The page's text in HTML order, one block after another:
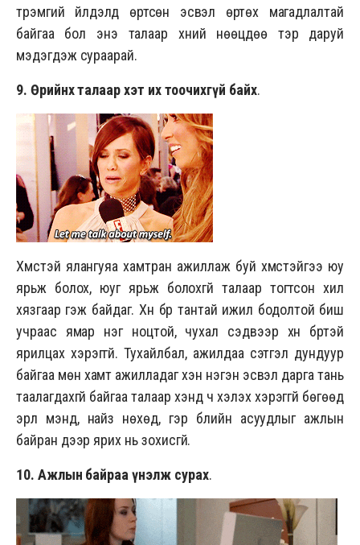
түрэмгий үйлдэлд өртсөн эсвэл өртөх магадлалтай
байгаа бол энэ талаар хүний нөөцдөө тэр даруй
мэдэгдэж сураарай.
9. Өөрийнхөө талаар хэт их тоочихгүй байх.
Хүмүүстэй ялангуяа хамтран ажиллаж буй хүмүүстэйгээ юу
ярьж болох, юуг ярьж болохгүй талаар тогтсон хил
хязгаар гэж байдаг. Хүн бүр тантай ижил бодолтой биш
учраас ямар нэг ноцтой, чухал сэдвээр хүн бүртэй
ярилцах хэрэггүй. Тухайлбал, ажилдаа сэтгэл дундуур
байгаа мөн хамт ажилладаг хэн нэгэн эсвэл дарга тань
таалагдахгүй байгаа талаар хэнд ч хэлэх хэрэггүй бөгөөд
эрүүл мэнд, найз нөхөд, гэр бүлийн асуудлыг ажлын
байран дээр ярих нь зохисгүй.
10. Ажлын байраа үнэлж сурах.